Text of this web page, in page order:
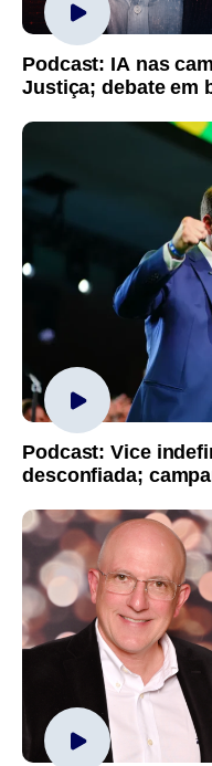
Podcast: IA nas
Justiça; debate em
Podcast: Vice
desconfiada;